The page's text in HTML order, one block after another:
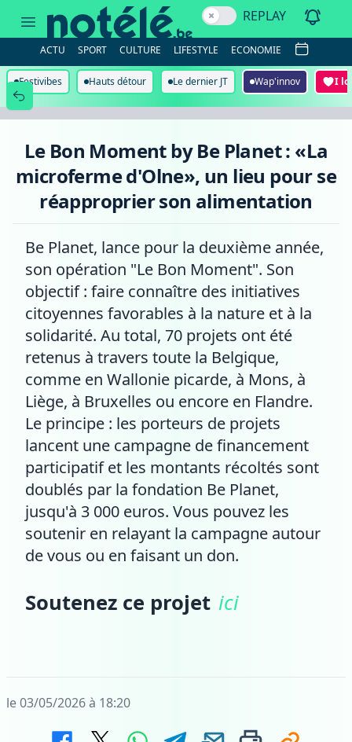
Moment
Planet
«La
microferme
d'Olne»,
réapproprier
alimentation
REPLAY
ACTU SPORT CULTURE LIFESTYLE ECONOMIE
Festivibes Hauts détour Le dernier JT Wap'innov I
Le Bon Moment by Be Planet : «La
microferme d'Olne», un lieu pour se
réapproprier son alimentation
Be Planet, lance pour la deuxième année,
son opération "Le Bon Moment". Son
objectif : faire connaître des initiatives
citoyennes favorables à la nature et à la
solidarité. Au total, 70 projets ont été
retenus à travers toute la Belgique,
comme en Wallonie picarde, à Mons, à
Liège, à Bruxelles ou encore en Flandre.
Le principe : les porteurs de projets
lancent une campagne de financement
participatif et les montants récoltés sont
doublés par la fondation Be Planet,
jusqu'à 3 000 euros. Vous pouvez les
soutenir en relayant la campagne autour
de vous ou en faisant un don.
Soutenez ce projet ici
le 03/05/2026 à 18:20